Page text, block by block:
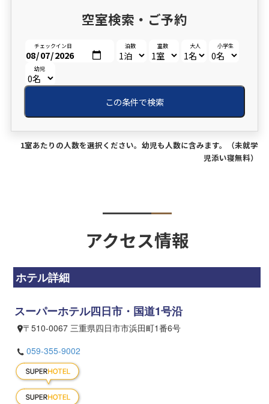
空室検索・ご予約
チェックイン日 泊数 室数 大人 小学生
幼児
この条件で検索
1室あたりの人数を選択ください。幼児も人数に含みます。（未就学
児添い寝無料）
アクセス情報